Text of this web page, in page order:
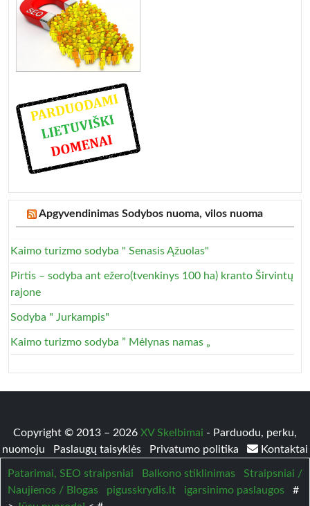
Apgyvendinimas Sodybos nuoma, vilos nuoma
Kaimo turizmo sodyba " Senasis Ąžuolas"
Pirtis – sodyba ant ežero(tvenkinys 100 ha) kranto Širvintų
rajone
Sodyba " Jurkampis"
Kaimo turizmo sodyba ” Mėlynas namas „
Copyright © 2013 – 2026 XV Skelbimai - Parduodu, perku,
nuomoju
Paslaugų taisyklės Privatumo politika Kontaktai
Patarimai, SEO straipsniai Balkono stiklinimas
Straipsniai /
Naujienos / Blogas
pigusskrydis.lt igarsinimo paslaugos #